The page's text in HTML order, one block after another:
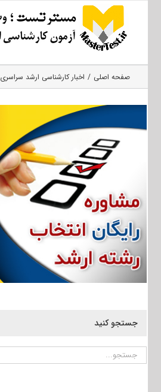
صفحه اصلی اخبار کارشناسی ارشد سراسری
جستجو کنید
جستجو